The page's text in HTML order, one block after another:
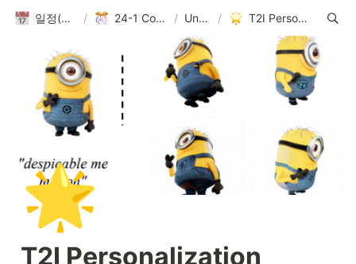
일정(활동 DB) / 24-1 Conference / Untitled / T2I Personalization
🌟
T2I Personalization